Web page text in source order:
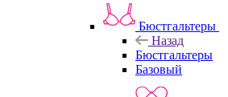
Бюстгальтеры
Назад
Бюстгальтеры
Базовый